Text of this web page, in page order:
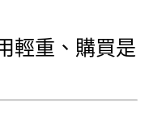
輕重、購買是